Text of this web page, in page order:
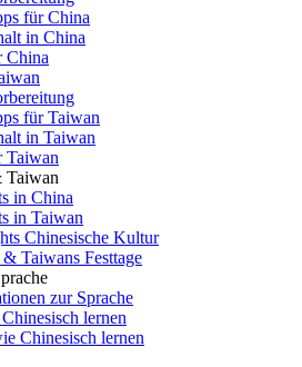
für China
in China
China
für Taiwan
in Taiwan
Taiwan
Taiwan
in China
in Taiwan
Chinesische Kultur
Taiwans Festtage
zur Sprache
lernen
Chinesisch lernen